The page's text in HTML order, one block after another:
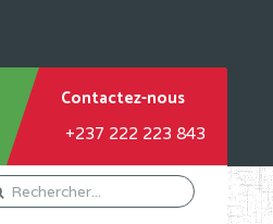
Contactez-nous
+237 222 223 843